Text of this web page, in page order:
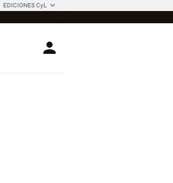
EDICIONES CyL
Login